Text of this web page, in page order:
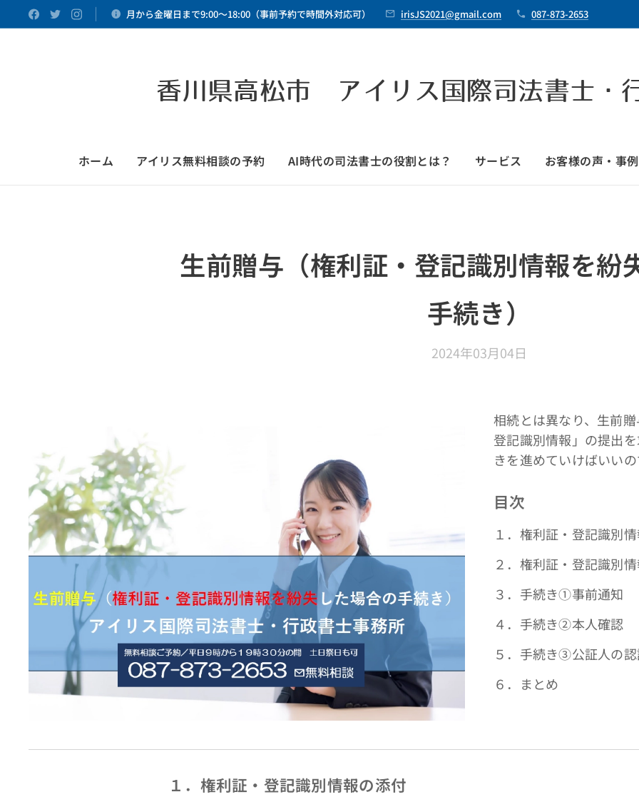
月から金曜日まで9:00～18:00（事前予約で時間外対応可） irisJS2021@gmail.com 087-873-2653
香川県高松市 アイリス国際司法書士・
ホーム アイリス無料相談の予約 AI時代の司法書士の役割とは？ サービス お客様の声・事例
生前贈与（権利証・登記識別情報を紛
手続き）
2024年03月04日
相続とは異なり、生前
登記識別情報」の提出
きを進めていけばいい
目次
１．権利証・登記識別
２．権利証・登記識別
３．手続き①事前通知
４．手続き➁本人確認
５．手続き③公証人の
６．まとめ
１．権利証・登記識別情報の添付